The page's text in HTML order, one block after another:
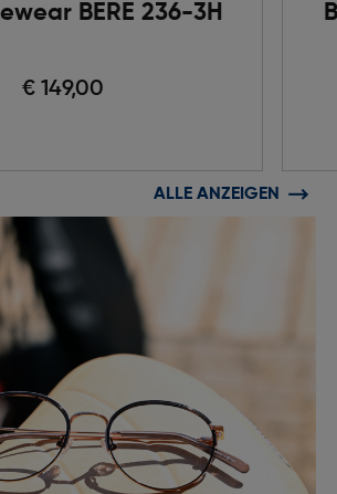
BERE 236-3H
€ 149,00
ALLE ANZEIGEN